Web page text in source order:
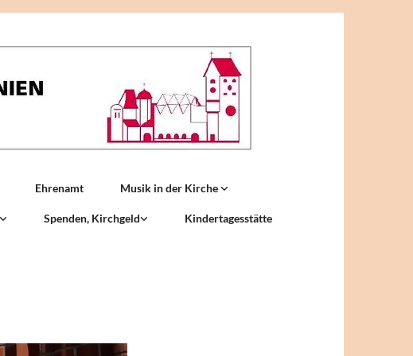
Ehrenamt Musik in der Kirche
Spenden, Kirchgeld Kindertagesstätte